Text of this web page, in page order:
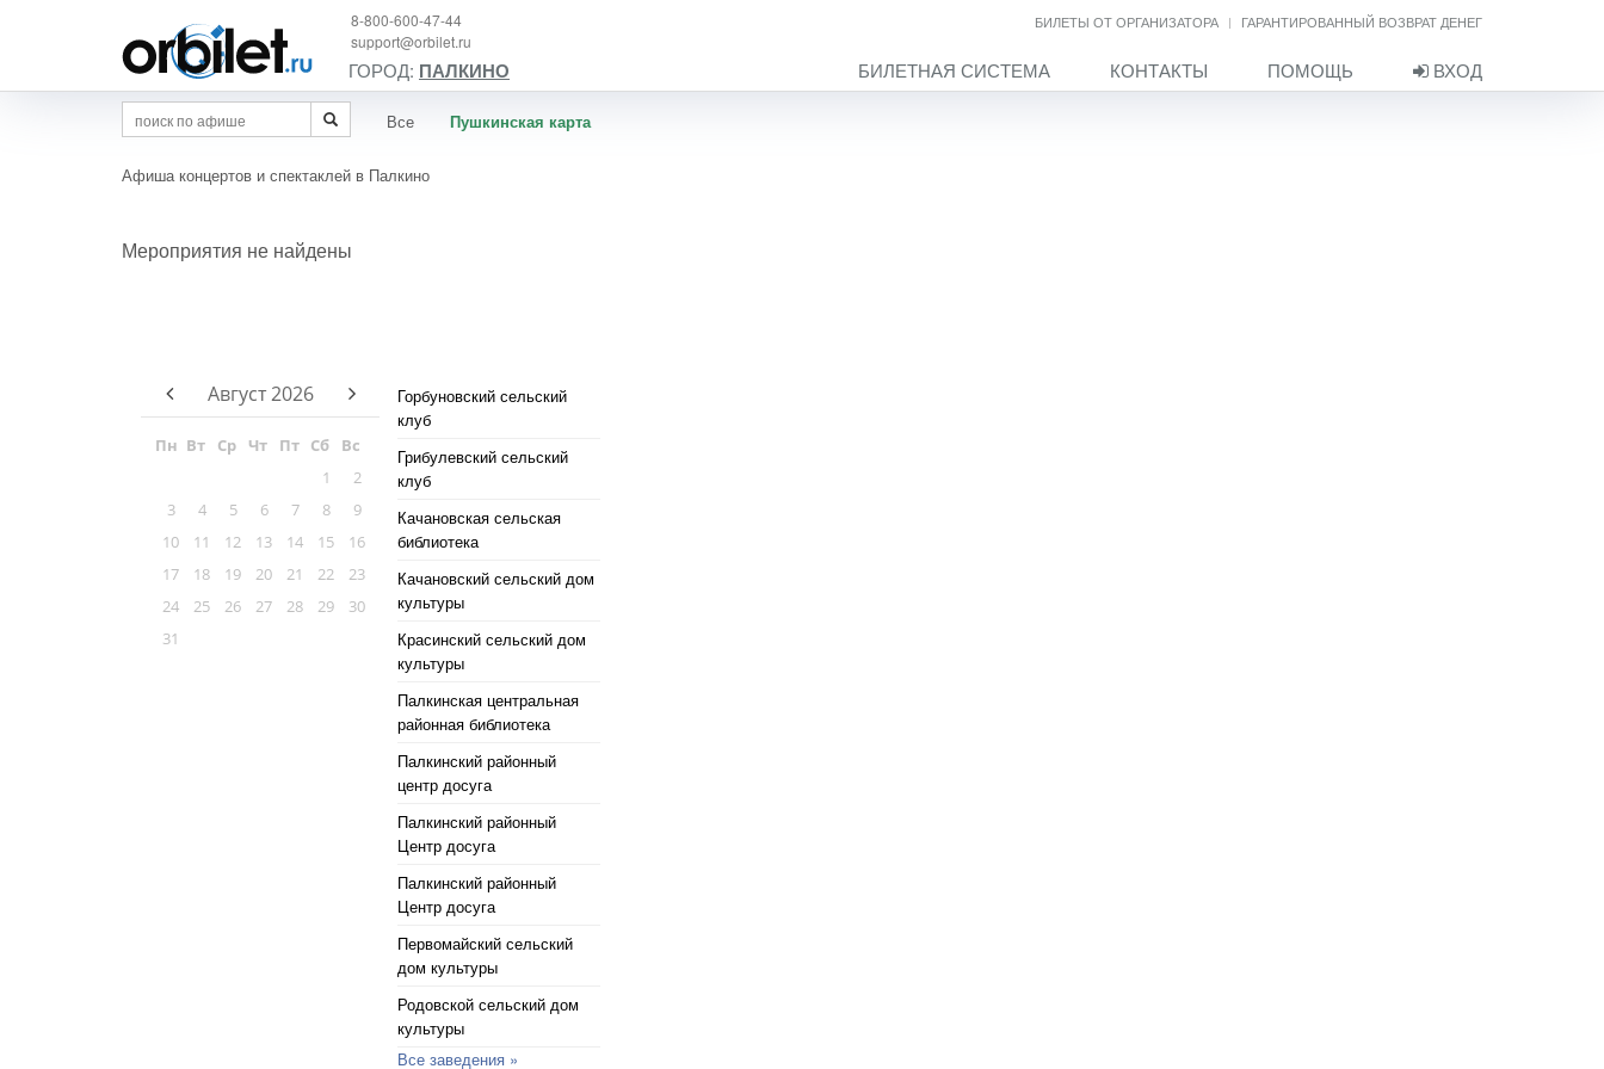
БИЛЕТЫ ОТ ОРГАНИЗАТОРА ГАРАНТИРОВАННЫЙ ВОЗВРАТ ДЕНЕГ
8-800-600-47-44
support@orbilet.ru
ГОРОД: ПАЛКИНО БИЛЕТНАЯ СИСТЕМА КОНТАКТЫ ПОМОЩЬ ВХОД
Все Пушкинская карта
Афиша концертов и спектаклей в Палкино
Мероприятия не найдены
Август 2026
Пн Вт Ср Чт Пт Сб
Вс
1
2
3
4 5 6 7 8
9
10
11 12 13 14 15
16
17
18 19 20 21 22
23
24
25 26 27 28 29
30
31
Горбуновский сельский
клуб
Грибулевский сельский
клуб
Качановская сельская
библиотека
Качановский сельский дом
культуры
Красинский сельский дом
культуры
Палкинская центральная
районная библиотека
Палкинский районный
центр досуга
Палкинский районный
Центр досуга
Палкинский районный
Центр досуга
Первомайский сельский
дом культуры
Родовской сельский дом
культуры
Все заведения »